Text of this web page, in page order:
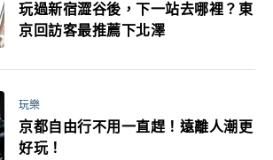
玩過新宿澀谷後，下一站去哪裡？東
京回訪客最推薦下北澤
玩樂
京都自由行不用一直趕！遠離人潮更
好玩！